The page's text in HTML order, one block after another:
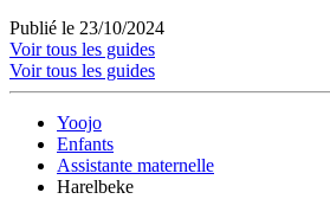
Publié le 23/10/2024
Voir tous les guides
Voir tous les guides
Yoojo
Enfants
Assistante maternelle
Harelbeke